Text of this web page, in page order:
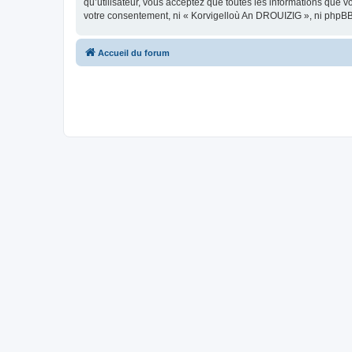
votre consentement, ni « Korvigelloù An DROUIZIG », ni
Accueil du forum